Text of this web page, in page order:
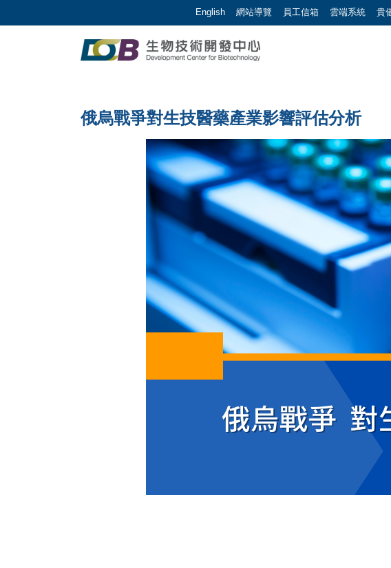
English 網站導覽 員工信箱 雲端系統 貴
生物技術開發中心 | 俄烏戰
俄烏戰爭對生技醫藥產業影響評估分析